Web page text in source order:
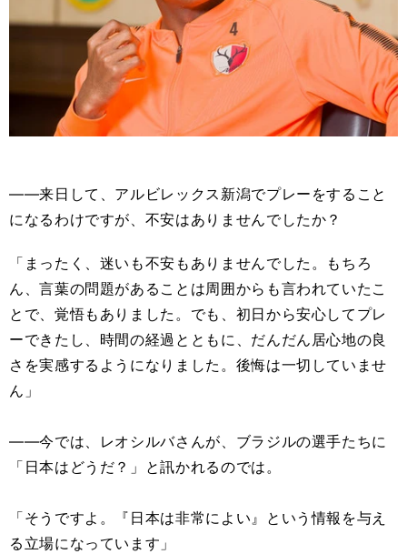
――来日して、アルビレックス新潟でプレーをすること
になるわけですが、不安はありませんでしたか？
「まったく、迷いも不安もありませんでした。もちろ
ん、言葉の問題があることは周囲からも言われていたこ
とで、覚悟もありました。でも、初日から安心してプレ
ーできたし、時間の経過とともに、だんだん居心地の良
さを実感するようになりました。後悔は一切していませ
ん」
――今では、レオシルバさんが、ブラジルの選手たちに
「日本はどうだ？」と訊かれるのでは。
「そうですよ。『日本は非常によい』という情報を与え
る立場になっています」